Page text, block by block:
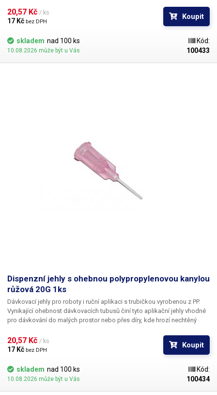
popřípadě hrozí poškození obrobku nechtěným kontaktem s hrotem
jehly.
20,57 Kč / ks
17 Kč bez DPH
Koupit
skladem nad 100 ks
10.08.2026 může být u Vás
Kód:
100433
Dispenzní jehly s ohebnou polypropylenovou kanylou
růžová 20G 1ks
Dávkovací jehly pro roboty i ruční aplikaci s trubičkou vyrobenou z PP.
Vynikající ohebnost dávkovacích tubusů činí tyto aplikační jehly vhodné
pro dávkování do malých prostor nebo přes díry, kde hrozí nechtěný
popřípadě hrozí poškození obrobku nechtěným kontaktem s hrotem
jehly.
20,57 Kč / ks
17 Kč bez DPH
Koupit
skladem nad 100 ks
10.08.2026 může být u Vás
Kód:
100434